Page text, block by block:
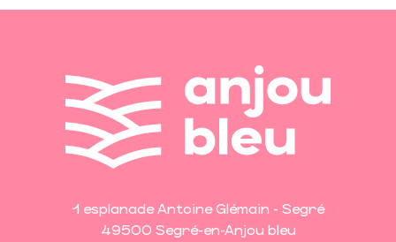
1 esplanade Antoine Glémain - Segré
49500 Segré-en-Anjou bleu